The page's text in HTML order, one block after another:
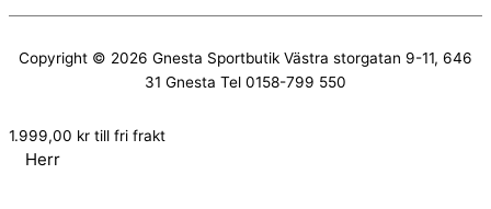
Copyright © 2026 Gnesta Sportbutik Västra storgatan 9-11, 646
31 Gnesta Tel 0158-799 550
1.999,00 kr till fri frakt
Herr